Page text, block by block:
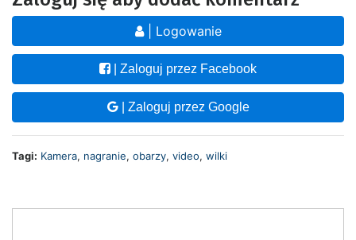
| Logowanie
| Zaloguj przez Facebook
| Zaloguj przez Google
Tagi: Kamera, nagranie, obarzy, video, wilki